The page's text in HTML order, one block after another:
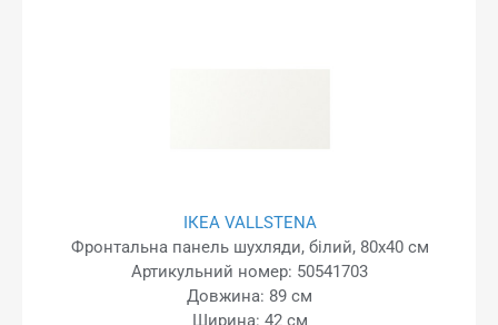
ІКЕА VALLSTENA
Фронтальна панель шухляди, білий, 80x40 см
Артикульний номер: 50541703
Довжина: 89 см
Ширина: 42 см